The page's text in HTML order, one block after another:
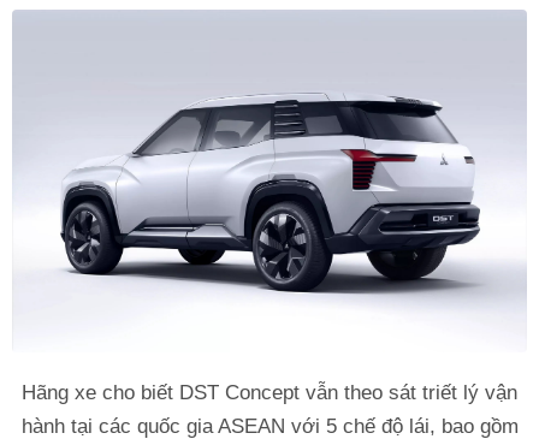
Hãng xe cho biết DST Concept vẫn theo sát triết lý vận
hành tại các quốc gia ASEAN với 5 chế độ lái, bao gồm